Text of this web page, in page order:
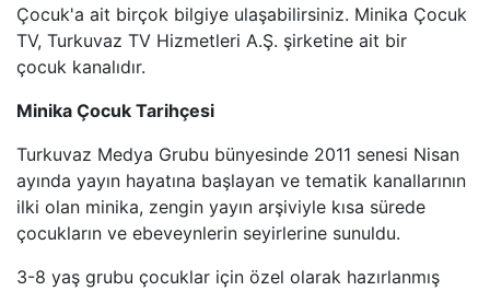
TV8,5
NTV
HABER GLOBAL
Çocuk'a ait birçok bilgiye ulaşabilirsiniz. Minika Çocuk
TV, Turkuvaz TV Hizmetleri A.Ş. şirketine ait bir
çocuk kanalıdır.
Minika Çocuk Tarihçesi
Turkuvaz Medya Grubu bünyesinde 2011 senesi Nisan
ayında yayın hayatına başlayan ve tematik kanallarının
ilki olan minika, zengin yayın arşiviyle kısa sürede
çocukların ve ebeveynlerin seyirlerine sunuldu.
3-8 yaş grubu çocuklar için özel olarak hazırlanmış